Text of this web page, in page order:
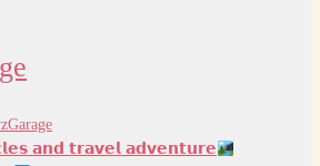
𝗮𝗻𝗱 𝘁𝗿𝗮𝘃𝗲𝗹 𝗮𝗱𝘃𝗲𝗻𝘁𝘂𝗿𝗲